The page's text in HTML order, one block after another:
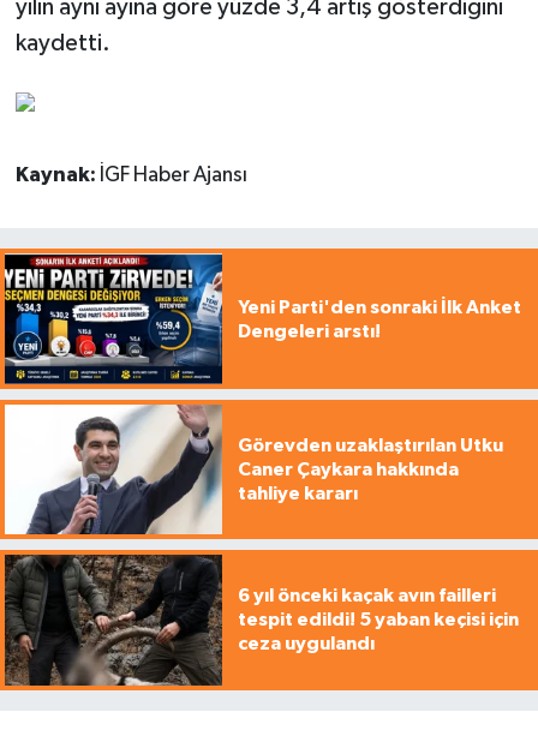
yılın aynı ayına göre yüzde 3,4 artış gösterdiğini
kaydetti.
Kaynak: İGF Haber Ajansı
Yeni Parti'den sonraki İlk Anket
Dengeleri arstı!
Görevden uzaklaştırılan Utku
Caner Çaykara hakkında
tahliye kararı
6 yıl önceki kaçak avın failleri
tespit edildi! 5 yaban keçisi için
ceza uygulandı